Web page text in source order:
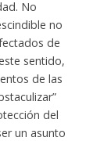
No
no
de
sentido,
de las
del
un asunto